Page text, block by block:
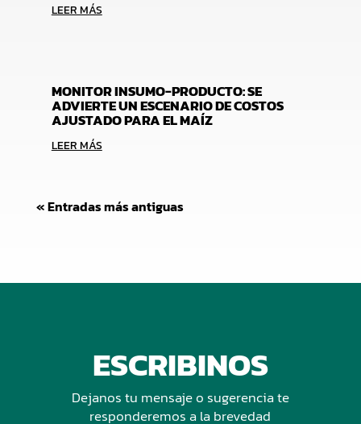
LEER MÁS
MONITOR INSUMO-PRODUCTO: SE
ADVIERTE UN ESCENARIO DE COSTOS
AJUSTADO PARA EL MAÍZ
LEER MÁS
« Entradas más antiguas
ESCRIBINOS
Dejanos tu mensaje o sugerencia te
responderemos a la brevedad